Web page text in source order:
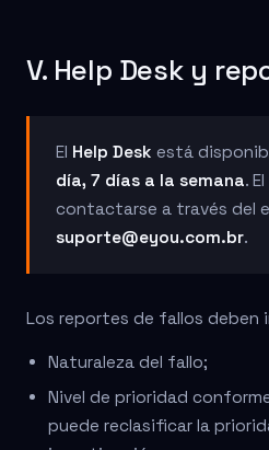
V. Help Desk y
El Help Desk está
día, 7 días a la semana.
contactarse a través del
suporte@eyou.com.br.
Los reportes de fallos deben
Naturaleza del fallo;
Nivel de prioridad conforme
puede reclasificar la